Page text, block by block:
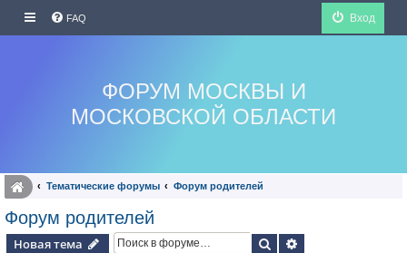
FAQ Вход
ФОРУМ МОСКВЫ И
МОСКОВСКОЙ ОБЛАСТИ
Тематические форумы Форум родителей
Форум родителей
Новая тема Поиск